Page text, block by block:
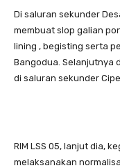
Di saluran sekunder
membuat slop galian
lining , begisting serta
Bangodua. Selanjutnya
di saluran sekunder
RIM LSS 05, lanjut dia,
melaksanakan